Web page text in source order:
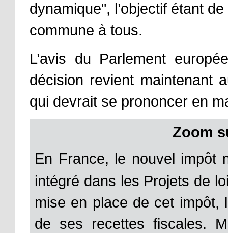
dynamique", l’objectif étant
commune à tous.
L’avis du Parlement
décision revient maintenant
qui devrait se prononcer en
Zoom
En France, le nouvel impôt
intégré dans les Projets de
mise en place de cet impôt,
de ses recettes fiscales.